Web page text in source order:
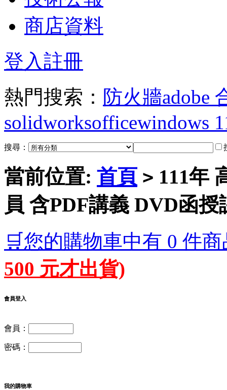
商店資料
登入註冊
熱門搜索： 防火牆adobe
solidworksofficewindows
搜尋：
當前位置: 首頁 > 111年
員 含PDF講義 DVD函
🛒您的購物車中有 0 件
500 元才出貨)
會員登入
會員：
密碼：
我的購物車